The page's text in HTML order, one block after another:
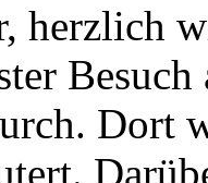
herzlich
Dort